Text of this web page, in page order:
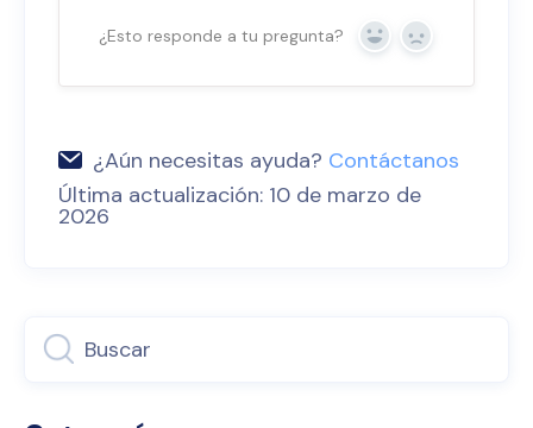
¿Esto responde a tu pregunta? Sí No
¿Aún necesitas ayuda? Contáctanos
Última actualización: 10 de marzo de
2026